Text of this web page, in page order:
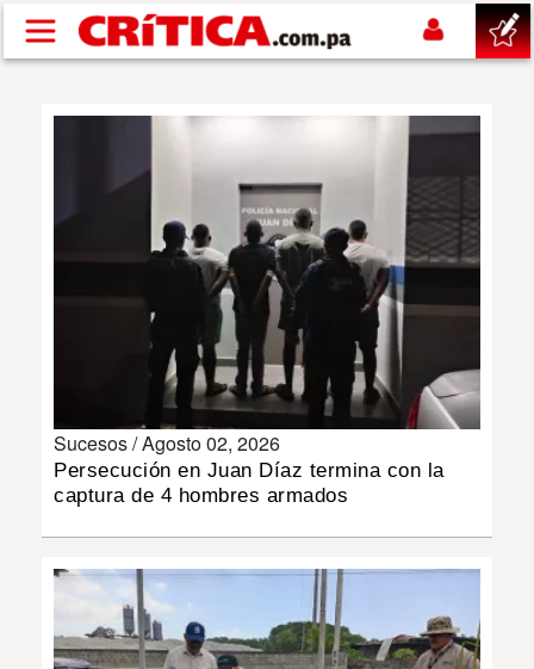
Pasar al contenido principal
DEPORTES
MUNDO
INSÓLITAS
MULTIMEDIA
Sucesos /Agosto 02, 2026
Persecución en Juan Díaz termina con la
captura de 4 hombres armados